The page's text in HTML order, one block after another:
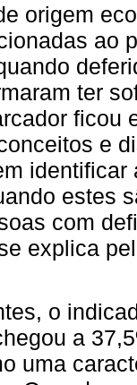
origem
ao
ter
ficou
e
estes
com
explica
o
a
uma